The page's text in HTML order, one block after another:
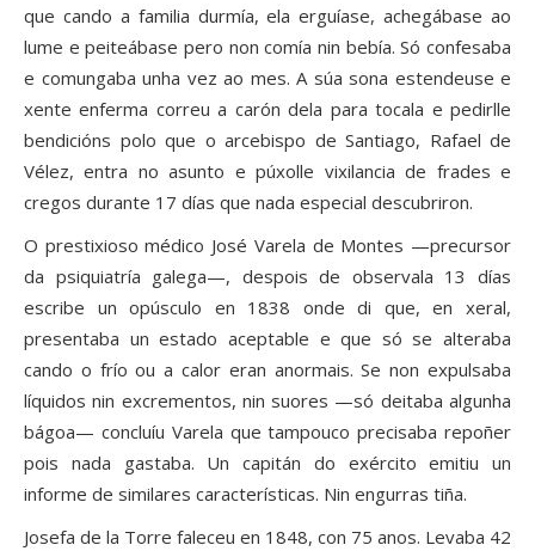
que cando a familia durmía, ela erguíase, achegábase ao
lume e peiteábase pero non comía nin bebía. Só confesaba
e comungaba unha vez ao mes. A súa sona estendeuse e
xente enferma correu a carón dela para tocala e pedirlle
bendicións polo que o arcebispo de Santiago, Rafael de
Vélez, entra no asunto e púxolle vixilancia de frades e
cregos durante 17 días que nada especial descubriron.
O prestixioso médico José Varela de Montes —precursor
da psiquiatría galega—, despois de observala 13 días
escribe un opúsculo en 1838 onde di que, en xeral,
presentaba un estado aceptable e que só se alteraba
cando o frío ou a calor eran anormais. Se non expulsaba
líquidos nin excrementos, nin suores —só deitaba algunha
bágoa— concluíu Varela que tampouco precisaba repoñer
pois nada gastaba. Un capitán do exército emitiu un
informe de similares características. Nin engurras tiña.
Josefa de la Torre faleceu en 1848, con 75 anos. Levaba 42